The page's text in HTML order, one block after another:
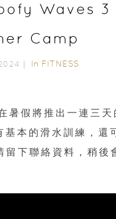
Waves 3
Camp
｜ In FITNESS
將推出一連三天
本的滑水訓練，還
下聯絡資料，稍後